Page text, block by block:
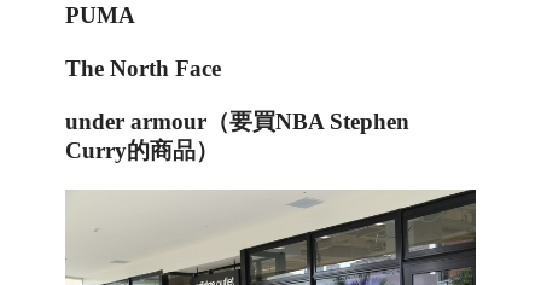
PUMA
The North Face
under armour （要買NBA Stephen
Curry的商品）